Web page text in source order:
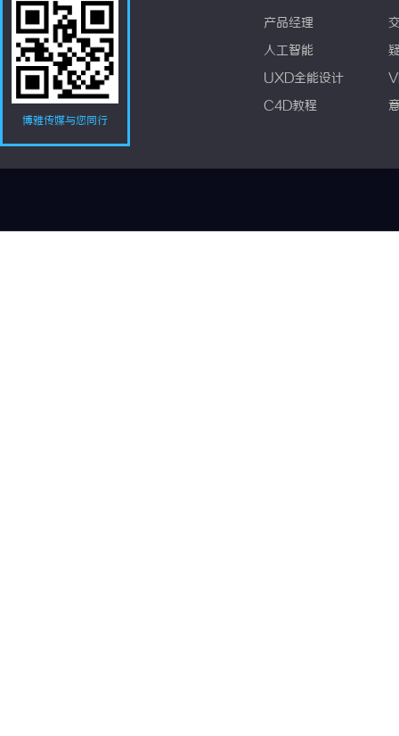
博雅传媒与您同行
产品经理
人工智能
UXD全能设计
C4D教程